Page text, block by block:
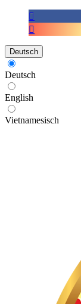
Deutsch
Deutsch
English
Vietnamesisch